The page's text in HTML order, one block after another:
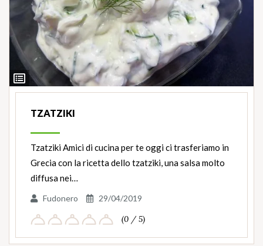
Ingredienti
TZATZIKI
Tzatziki Amici di cucina per te oggi ci trasferiamo in
Grecia con la ricetta dello tzatziki, una salsa molto
diffusa nei…
Fudonero 29/04/2019
(0 / 5)